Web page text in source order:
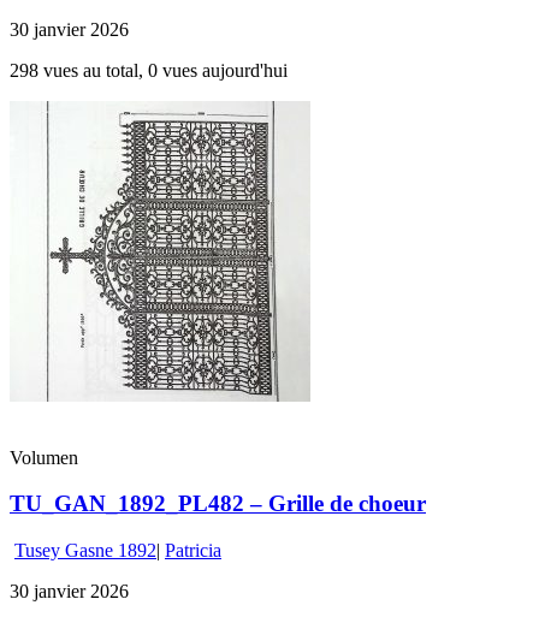
30 janvier 2026
298 vues au total, 0 vues aujourd'hui
Volumen
TU_GAN_1892_PL482 – Grille de choeur
Tusey Gasne 1892| Patricia
30 janvier 2026